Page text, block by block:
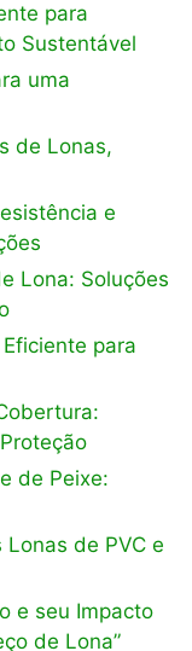
para
Sustentável
uma
de Lonas,
e
Lona: Soluções
para
de Peixe:
de PVC e
e seu Impacto
de Lona”